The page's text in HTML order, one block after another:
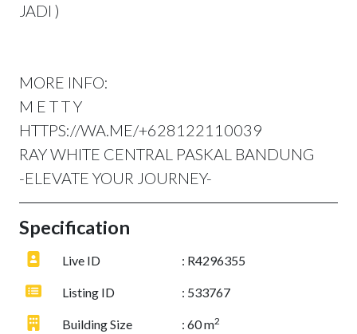
JADI )
MORE INFO:
M E T T Y
HTTPS://WA.ME/+628122110039
RAY WHITE CENTRAL PASKAL BANDUNG
-ELEVATE YOUR JOURNEY-
Specification
Live ID : R4296355
Listing ID : 533767
Building Size : 60 m2